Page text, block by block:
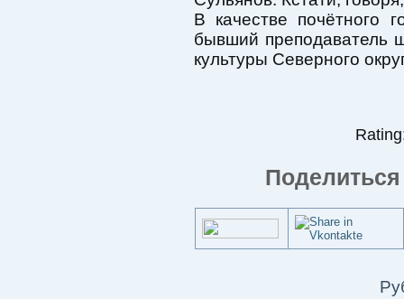
В качестве почётного
бывший преподаватель
культуры Северного